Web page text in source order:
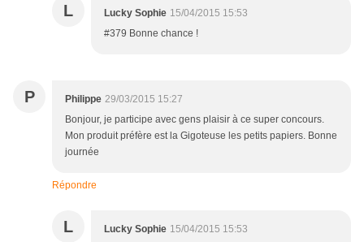
L Lucky Sophie 15/04/2015 15:53
#379 Bonne chance !
P Philippe 29/03/2015 15:27
Bonjour, je participe avec gens plaisir à ce super concours.
Mon produit préfère est la Gigoteuse les petits papiers. Bonne
journée
Répondre
L Lucky Sophie 15/04/2015 15:53